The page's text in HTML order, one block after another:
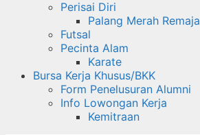
Perisai Diri
Palang Merah Remaja
Futsal
Pecinta Alam
Karate
Bursa Kerja Khusus/BKK
Form Penelusuran Alumni
Info Lowongan Kerja
Kemitraan